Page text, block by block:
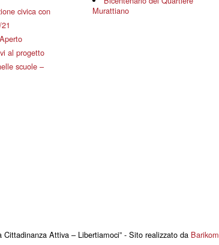
civica con
al progetto
scuole –
Murattiano
Attiva – Libertiamoci” - Sito realizzato da Barikom